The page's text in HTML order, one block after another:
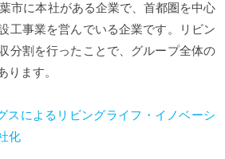
市に本社がある企業で、首都圏を中心
工事業を営んでいる企業です。リビン
分割を行ったことで、グループ全体の
ります。
スによるリビングライフ・イノベーシ
化